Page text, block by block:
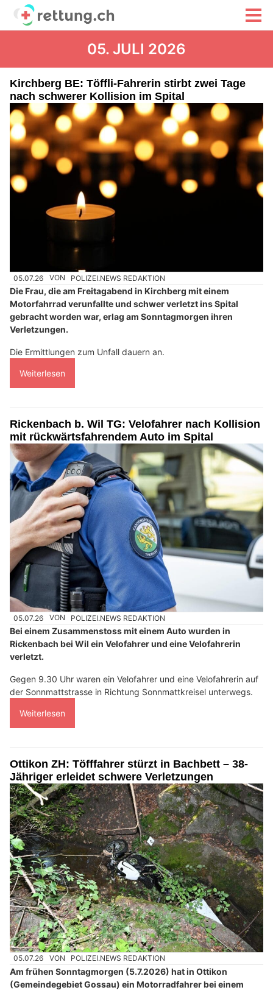
05. JULI 2026
Kirchberg BE: Töffli-Fahrerin stirbt zwei Tage
nach schwerer Kollision im Spital
05.07.26 VON POLIZEI.NEWS REDAKTION
Die Frau, die am Freitagabend in Kirchberg mit einem
Motorfahrrad verunfallte und schwer verletzt ins Spital
gebracht worden war, erlag am Sonntagmorgen ihren
Verletzungen.
Die Ermittlungen zum Unfall dauern an.
Weiterlesen
Rickenbach b. Wil TG: Velofahrer nach Kollision
mit rückwärtsfahrendem Auto im Spital
05.07.26 VON POLIZEI.NEWS REDAKTION
Bei einem Zusammenstoss mit einem Auto wurden in
Rickenbach bei Wil ein Velofahrer und eine Velofahrerin
verletzt.
Gegen 9.30 Uhr waren ein Velofahrer und eine Velofahrerin auf
der Sonnmattstrasse in Richtung Sonnmattkreisel unterwegs.
Weiterlesen
Ottikon ZH: Töfffahrer stürzt in Bachbett – 38-
Jähriger erleidet schwere Verletzungen
05.07.26 VON POLIZEI.NEWS REDAKTION
Am frühen Sonntagmorgen (5.7.2026) hat in Ottikon
(Gemeindegebiet Gossau) ein Motorradfahrer bei einem